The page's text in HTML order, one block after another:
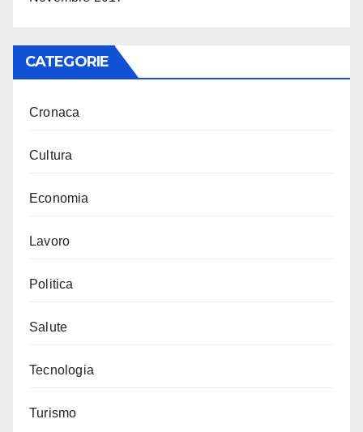
CATEGORIE
Cronaca
Cultura
Economia
Lavoro
Politica
Salute
Tecnologia
Turismo